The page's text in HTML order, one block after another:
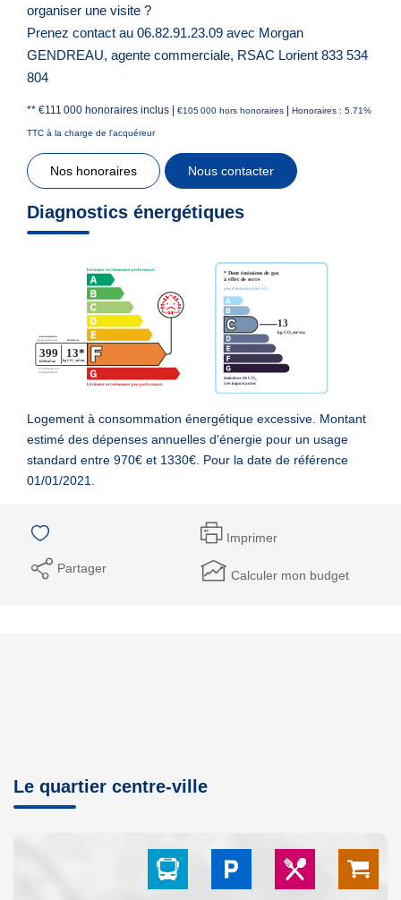
organiser une visite ?
Prenez contact au 06.82.91.23.09 avec Morgan
GENDREAU, agente commerciale, RSAC Lorient 833 534
804
** €111 000 honoraires inclus | €105 000 hors honoraires | Honoraires : 5.71%
TTC à la charge de l'acquéreur
Nos honoraires Nous contacter
Diagnostics énergétiques
Logement à consommation énergétique excessive. Montant
estimé des dépenses annuelles d'énergie pour un usage
standard entre 970€ et 1330€. Pour la date de référence
01/01/2021.
Imprimer
Partager Calculer mon budget
Le quartier centre-ville